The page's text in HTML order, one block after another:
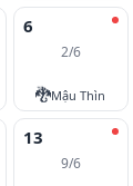
6
2/6
🐉Mậu Thìn
13
9/6